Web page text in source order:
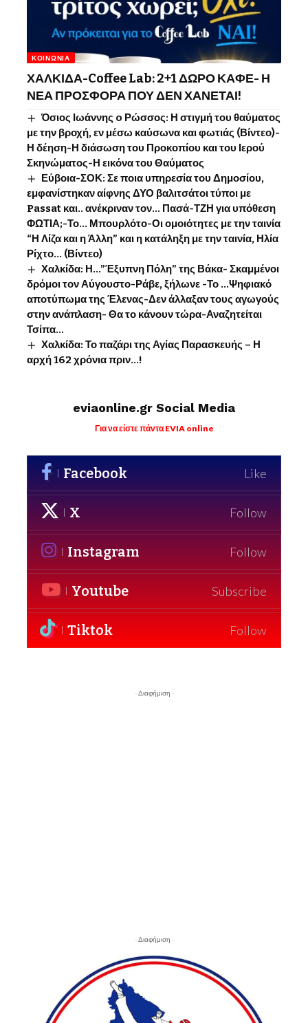
ΚΟΙΝΩΝΊΑ
ΧΑΛΚΙΔΑ-Coffee Lab: 2+1 ΔΩΡΟ ΚΑΦΕ- Η
ΝΕΑ ΠΡΟΣΦΟΡΑ ΠΟΥ ΔΕΝ ΧΑΝΕΤΑΙ!
Όσιος Ιωάννης o Ρώσσος: Η στιγμή του θαύματος
με την βροχή, εν μέσω καύσωνα και φωτιάς (Βίντεο)-
Η δέηση-Η διάσωση του Προκοπίου και του Ιερού
Σκηνώματος-Η εικόνα του Θαύματος
Εύβοια-ΣΟΚ: Σε ποια υπηρεσία του Δημοσίου,
εμφανίστηκαν αίφνης ΔΥΟ βαλιτσάτοι τύποι με
Passat και.. ανέκριναν τον… Πασά-ΤΖΗ για υπόθεση
ΦΩΤΙΑ;-Το… Μπουρλότο-Οι ομοιότητες με την ταινία
“Η Λίζα και η Άλλη” και η κατάληξη με την ταινία, Ηλία
Ρίχτο… (Βίντεο)
Χαλκίδα: Η…”Έξυπνη Πόλη” της Βάκα- Σκαμμένοι
δρόμοι τον Αύγουστο-Ράβε, ξήλωνε -Το …Ψηφιακό
αποτύπωμα της Έλενας-Δεν άλλαξαν τους αγωγούς
στην ανάπλαση- Θα το κάνουν τώρα-Αναζητείται
Τσίπα…
Χαλκίδα: Το παζάρι της Αγίας Παρασκευής – Η
αρχή 162 χρόνια πριν…!
eviaonline.gr Social Media
Για να είστε πάντα EVIA online
Facebook Like
X Follow
Instagram Follow
Youtube Subscribe
Tiktok Follow
- Διαφήμιση -
- Διαφήμιση -